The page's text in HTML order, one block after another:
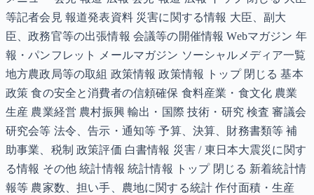
等記者会見 報道発表資料 災害に関する情報 大臣、副大
臣、政務官等の出張情報 会議等の開催情報 Webマガジン 年
報・パンフレット メールマガジン ソーシャルメディア一覧
地方農政局等の取組 政策情報 政策情報 トップ 閉じる 基本
政策 食の安全と消費者の信頼確保 食料産業・食文化 農業
生産 農業経営 農村振興 輸出・国際 技術・研究 検査 審議会
研究会等 法令、告示・通知等 予算、決算、財務書類等 補
助事業、税制 政策評価 白書情報 災害 / 東日本大震災に関す
る情報 その他 統計情報 統計情報 トップ 閉じる 新着統計情
報等 農家数、担い手、農地に関する統計 作付面積・生産